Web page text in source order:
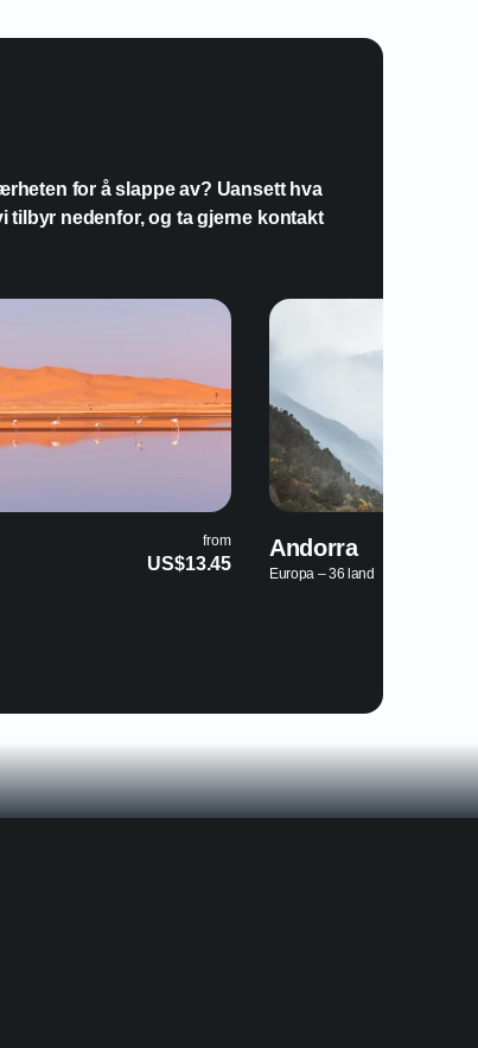
for å slappe av? Uansett hva
tilbyr nedenfor, og ta gjerne kontakt
from
US$9.75
Anguilla
Nord-Amerika